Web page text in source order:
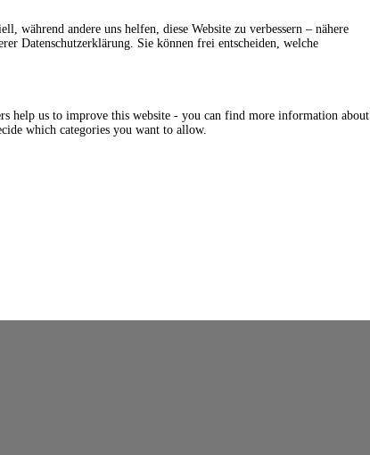
während andere uns helfen, diese Website zu verbessern – nähere
Datenschutzerklärung. Sie können frei entscheiden, welche
help us to improve this website - you can find more information about
which categories you want to allow.